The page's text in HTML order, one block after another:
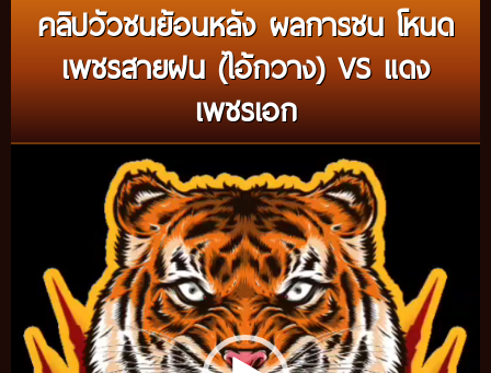
คลิปวัวชนย้อนหลัง ผลการชน โหนด
เพชรสายฝน (ไอ้กวาง) VS แดง
เพชรเอก